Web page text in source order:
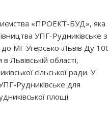
«ПРОЕКТ-БУД», яка
УПГ-Рудниківське з
МГ Угерсько-Львів Дy
Львівській області,
сільської ради. У
Рудниківське для
площі.